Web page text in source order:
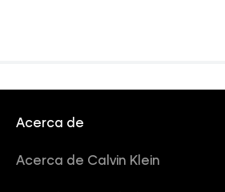
Acerca de
Acerca de Calvin Klein